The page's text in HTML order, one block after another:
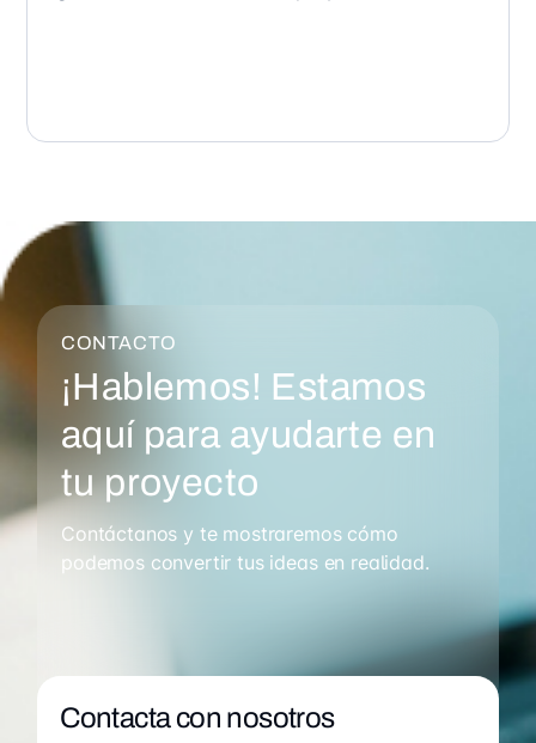
CONTACTO
¡Hablemos! Estamos
aquí para ayudarte en
tu proyecto
Contáctanos y te mostraremos cómo
podemos convertir tus ideas en realidad.
Contacta con nosotros